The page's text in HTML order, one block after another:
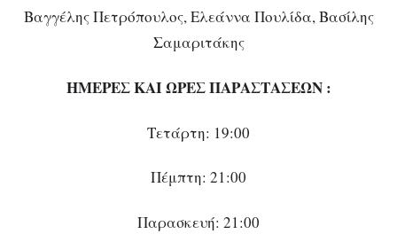
Βαγγέλης Πετρόπουλος, Ελεάννα Πουλίδα, Βασίλης
Σαμαριτάκης
ΗΜΕΡΕΣ ΚΑΙ ΩΡΕΣ ΠΑΡΑΣΤΑΣΕΩΝ :
Τετάρτη: 19:00
Πέμπτη: 21:00
Παρασκευή: 21:00